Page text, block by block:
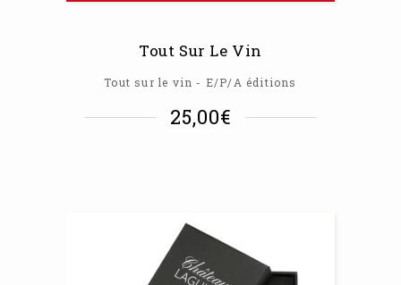
Tout Sur Le Vin
Tout sur le vin - E/P/A éditions
25,00€